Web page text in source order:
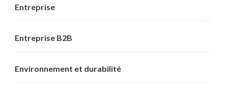
Entreprise
Entreprise B2B
Environnement et durabilité